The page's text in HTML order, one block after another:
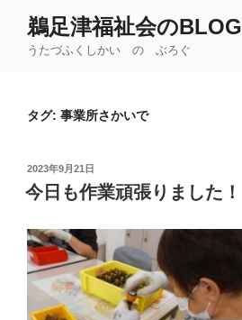
鵜足津福祉会のBLOG
うたづふくしかい の ぶろぐ
タグ: 事業所さかいで
投
稿
日:
2023年9月21日
今日も作業頑張りました！